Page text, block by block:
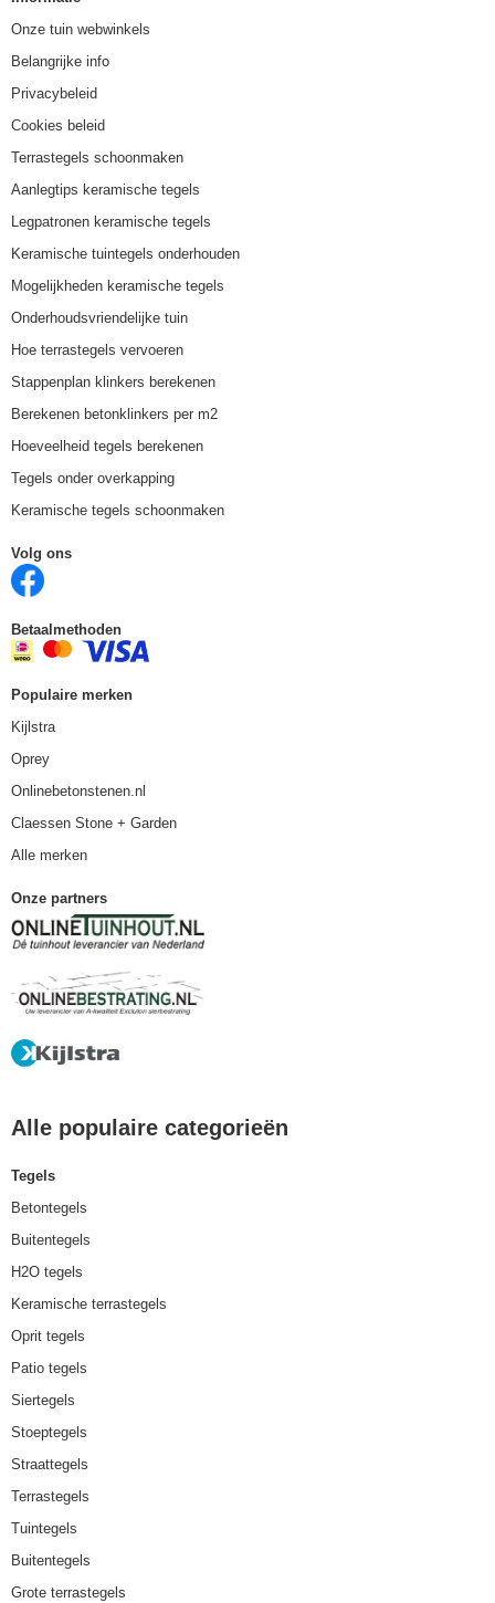
Onze tuin webwinkels
Belangrijke info
Privacybeleid
Cookies beleid
Terrastegels schoonmaken
Aanlegtips keramische tegels
Legpatronen keramische tegels
Keramische tuintegels onderhouden
Mogelijkheden keramische tegels
Onderhoudsvriendelijke tuin
Hoe terrastegels vervoeren
Stappenplan klinkers berekenen
Berekenen betonklinkers per m2
Hoeveelheid tegels berekenen
Tegels onder overkapping
Keramische tegels schoonmaken
Volg ons
Betaalmethoden
Populaire merken
Kijlstra
Oprey
Onlinebetonstenen.nl
Claessen Stone + Garden
Alle merken
Onze partners
Alle populaire categorieën
Tegels
Betontegels
Buitentegels
H2O tegels
Keramische terrastegels
Oprit tegels
Patio tegels
Siertegels
Stoeptegels
Straattegels
Terrastegels
Tuintegels
Buitentegels
Grote terrastegels